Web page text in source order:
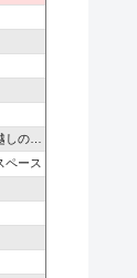
した〜
ペース